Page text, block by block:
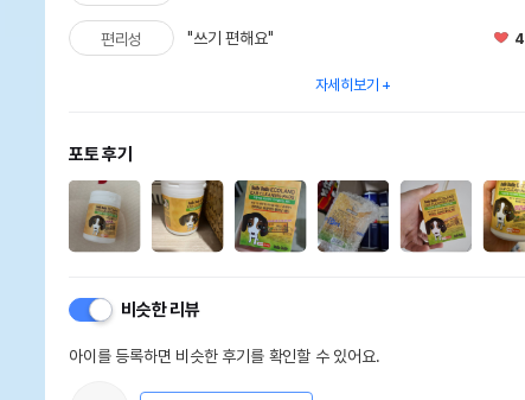
그에 대한 사항
제조국 또는 원산지
AS책임자와 전화번호 또는
소비자상담 관련 전화번호
유통기한
유통기한이 최소 2026.12.03이거
상품이 출고됩니다.
편리성 "쓰기 편해요"
자세히보기
포토 후기
비슷한 리뷰
아이를 등록하면 비슷한 후기를 확인할 수 있어요.